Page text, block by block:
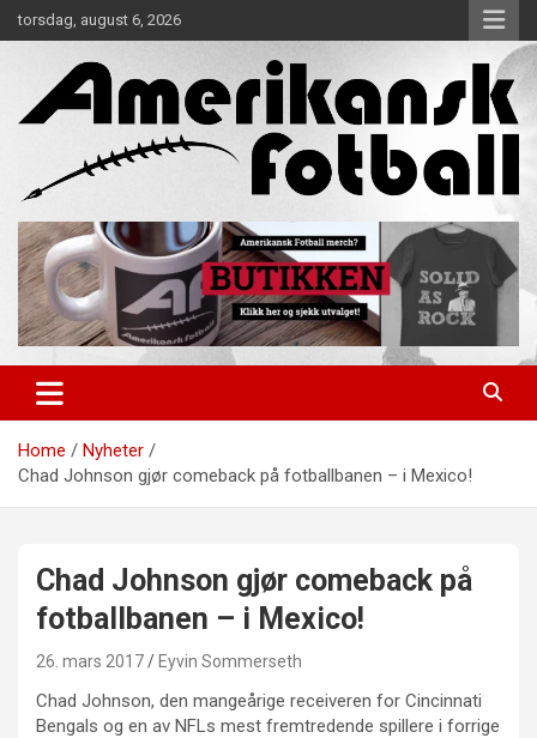
Skip
to
torsdag, august 6, 2026
Amerikansk Fotball
Home
Nyheter
Chad Johnson gjør comeback på fotballbanen – i Mexico!
Chad Johnson gjør comeback på
fotballbanen – i Mexico!
26. mars 2017 Eyvin Sommerseth
Chad Johnson, den mangeårige receiveren for Cincinnati
Bengals og en av NFLs mest fremtredende spillere i forrige